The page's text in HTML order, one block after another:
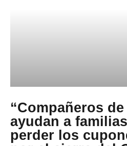
“Compañeros
ayudan a
perder los